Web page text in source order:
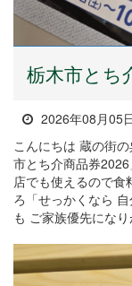
栃木市とち
2026年08月05
こんにちは 蔵の街
市とち介商品券
店でも使えるので食
ろ「せっかくなら
も ご家族優先にな